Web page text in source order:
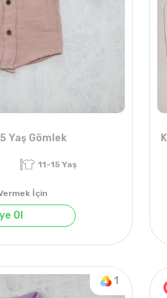
Yaş Gömlek
İçin
Ol
1